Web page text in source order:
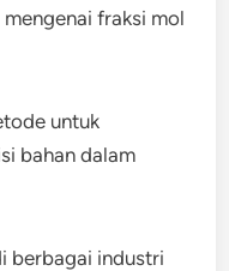
fraksi mol
untuk
bahan dalam
berbagai industri